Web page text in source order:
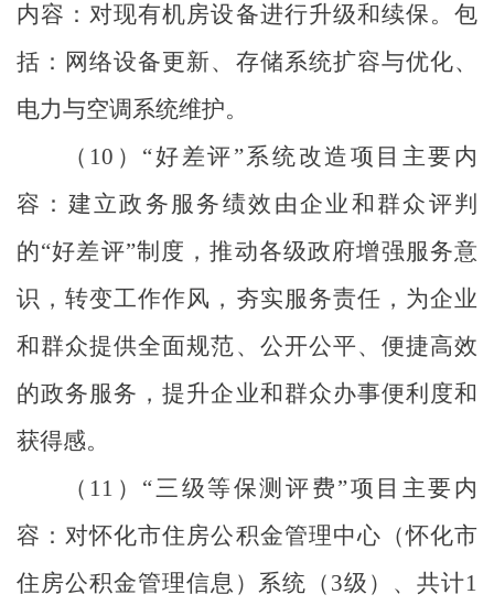
内容：对现有机房设备进行升级和续保。包
括：网络设备更新、存储系统扩容与优化、
电力与空调系统维护。
（ 10 ） “好差评”系统改造项目主要内
容：建立政务服务绩效由企业和群众评判
的“好差评”制度，推动各级政府增强服务意
识，转变工作作风，夯实服务责任，为企业
和群众提供全面规范、公开公平、便捷高效
的政务服务，提升企业和群众办事便利度和
获得感。
（ 11 ） “三级等保测评费”项目主要内
容：对怀化市住房公积金管理中心 （怀化市
住房公积金管理信息 ） 系统（ 3级）、共计1